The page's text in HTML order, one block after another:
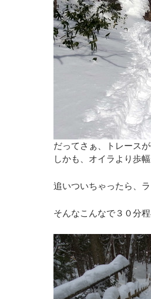
だってさぁ、トレース
しかも、オイラより歩幅
追いついちゃったら、
そんなこんなで３０分